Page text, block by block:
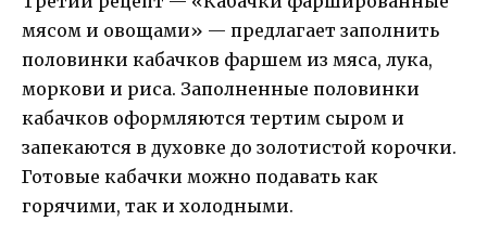
мясом и овощами» — предлагает заполнить
половинки кабачков фаршем из мяса, лука,
моркови и риса. Заполненные половинки
кабачков оформляются тертим сыром и
запекаются в духовке до золотистой корочки.
Готовые кабачки можно подавать как
горячими, так и холодными.